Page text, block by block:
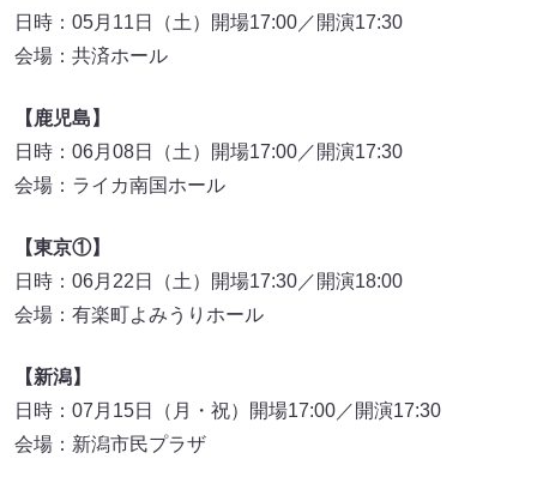
日時：05月11日（土）開場17:00／開演17:30
会場：共済ホール
【鹿児島】
日時：06月08日（土）開場17:00／開演17:30
会場：ライカ南国ホール
【東京①】
日時：06月22日（土）開場17:30／開演18:00
会場：有楽町よみうりホール
【新潟】
日時：07月15日（月・祝）開場17:00／開演17:30
会場：新潟市民プラザ